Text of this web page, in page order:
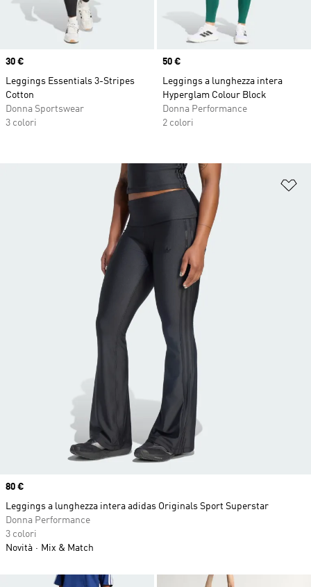
Price
30 €
Leggings Essentials 3-Stripes
Cotton
Donna Sportswear
3 colori
Price
50 €
Leggings a lunghezza intera
Hyperglam Colour Block
Donna Performance
2 colori
Price
80 €
Leggings a lunghezza intera adidas Originals Sport Superstar
Donna Performance
3 colori
Novità
Mix & Match